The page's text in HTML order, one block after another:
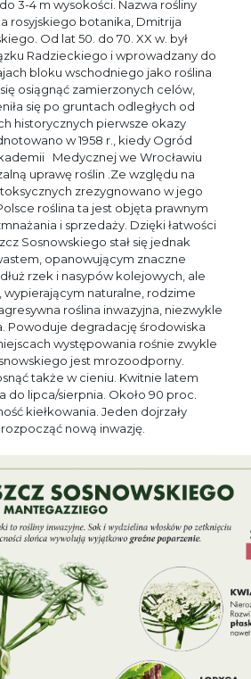
3-4 m wysokości. Nazwa rośliny
rosyjskiego botanika, Dmitrija
Od lat 50. do 70. XX w. był
Radzieckiego i wprowadzany do
bloku wschodniego jako roślina
osiągnąć zamierzonych celów,
się po gruntach odległych od
historycznych pierwsze okazy
w 1958 r., kiedy Ogród
Medycznej we Wrocławiu
uprawę roślin .Ze względu na
zrezygnowano w jego
roślina ta jest objęta prawnym
i sprzedaży. Dzięki łatwości
Sosnowskiego stał się jednak
opanowującym znaczne
rzek i nasypów kolejowych, ale
naturalne, rodzime
roślina inwazyjna, niezwykle
Powoduje degradację środowiska
występowania rośnie zwykle
jest mrozoodporny.
także w cieniu. Kwitnie latem
do lipca/sierpnia. Około 90 proc.
kiełkowania. Jeden dojrzały
nową inwazję.